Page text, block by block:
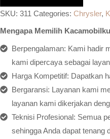
SKU:311 Categories:Chrysler,
Mengapa Memilih
Berpengalaman: Kami hadir
kami dipercaya sebagai
Harga Kompetitif: Dapatkan
Bergaransi: Layanan kami
layanan kami dikerjakan
Teknisi Profesional: Semua
sehingga Anda dapat tenang